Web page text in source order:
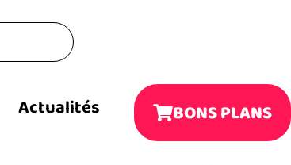
Actualités BONS PLANS